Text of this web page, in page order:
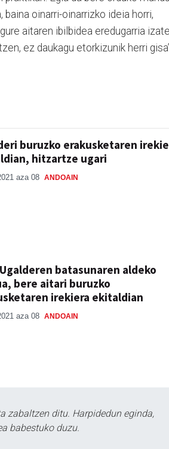
oinarri-oinarrizko ideia horri,
aitaren ibilbidea eredugarria
ez daukagu etorkizunik herri
buruzko erakusketaren
hitzartze ugari
aza 08 ANDOAIN
batasunaren aldeko
bere aitari buruzko
irekiera ekitaldian
aza 08 ANDOAIN
zabaltzen ditu. Harpidedun eginda,
babestuko duzu.